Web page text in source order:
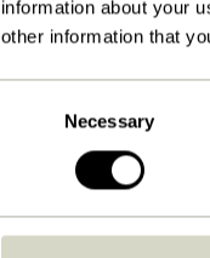
information about your
other information that
Necessary